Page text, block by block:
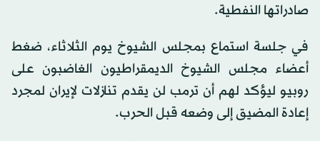
صادراتها النفطية.
في جلسة استماع بمجلس الشيوخ يوم الثلاثاء، ضغط
أعضاء مجلس الشيوخ الديمقراطيون الغاضبون على
روبيو ليؤكد لهم أن ترمب لن يقدم تنازلات لإيران لمجرد
إعادة المضيق إلى وضعه قبل الحرب.